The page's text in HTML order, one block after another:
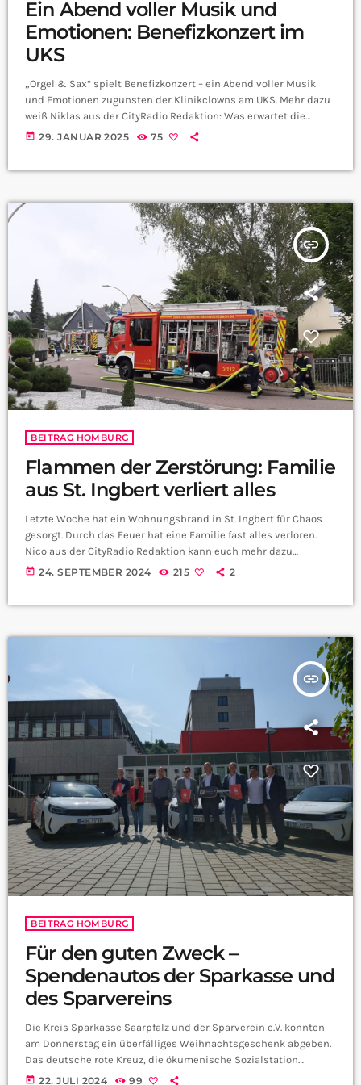
Ein Abend voller Musik und
Emotionen: Benefizkonzert im
UKS
„Orgel & Sax“ spielt Benefizkonzert – ein Abend voller Musik
und Emotionen zugunsten der Klinikclowns am UKS. Mehr dazu
weiß Niklas aus der CityRadio Redaktion: Was erwartet die
Besucher beim Benefizkonzert? Wer sind die Klinikclowns Pini
today 29. JANUAR 2025 75
insert_link
BEITRAG HOMBURG
Flammen der Zerstörung: Familie
aus St. Ingbert verliert alles
Letzte Woche hat ein Wohnungsbrand in St. Ingbert für Chaos
gesorgt. Durch das Feuer hat eine Familie fast alles verloren.
Nico aus der CityRadio Redaktion kann euch mehr dazu
verraten: Link zum Spendenaufruf
today 24. SEPTEMBER 2024 215 2
insert_link
BEITRAG HOMBURG
Für den guten Zweck –
Spendenautos der Sparkasse und
des Sparvereins
Die Kreis Sparkasse Saarpfalz und der Sparverein e.V. konnten
am Donnerstag ein überfälliges Weihnachtsgeschenk abgeben.
Das deutsche rote Kreuz, die ökumenische Sozialstation
Bexbach und das Christliche Jugenddorf Homburg haben
today 22. JULI 2024 99